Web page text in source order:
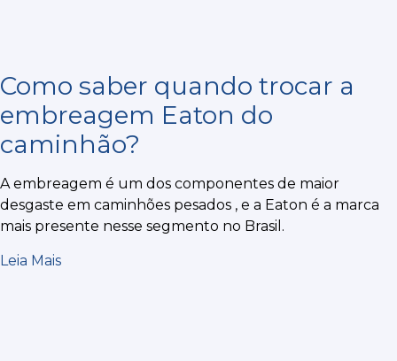
Como saber quando trocar a
embreagem Eaton do
caminhão?
A embreagem é um dos componentes de maior
desgaste em caminhões pesados , e a Eaton é a marca
mais presente nesse segmento no Brasil.
Leia Mais